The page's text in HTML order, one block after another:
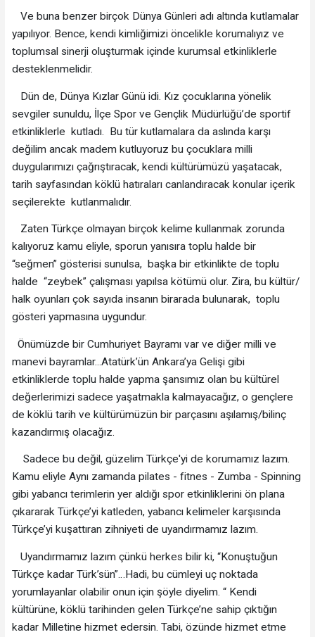
Ve buna benzer birçok Dünya Günleri adı altında kutlamalar
yapılıyor. Bence, kendi kimliğimizi öncelikle korumalıyız ve
toplumsal sinerji oluşturmak içinde kurumsal etkinliklerle
desteklenmelidir.
Dün de, Dünya Kızlar Günü idi. Kız çocuklarına yönelik
sevgiler sunuldu, İlçe Spor ve Gençlik Müdürlüğü’de sportif
etkinliklerle kutladı. Bu tür kutlamalara da aslında karşı
değilim ancak madem kutluyoruz bu çocuklara milli
duygularımızı çağrıştıracak, kendi kültürümüzü yaşatacak,
tarih sayfasından köklü hatıraları canlandıracak konular içerik
seçilerekte kutlanmalıdır.
Zaten Türkçe olmayan birçok kelime kullanmak zorunda
kalıyoruz kamu eliyle, sporun yanısıra toplu halde bir
“seğmen” gösterisi sunulsa, başka bir etkinlikte de toplu
halde “zeybek” çalışması yapılsa kötümü olur. Zira, bu kültür/
halk oyunları çok sayıda insanın birarada bulunarak, toplu
gösteri yapmasına uygundur.
Önümüzde bir Cumhuriyet Bayramı var ve diğer milli ve
manevi bayramlar...Atatürk’ün Ankara’ya Gelişi gibi
etkinliklerde toplu halde yapma şansımız olan bu kültürel
değerlerimizi sadece yaşatmakla kalmayacağız, o gençlere
de köklü tarih ve kültürümüzün bir parçasını aşılamış/bilinç
kazandırmış olacağız.
Sadece bu değil, güzelim Türkçe'yi de korumamız lazım.
Kamu eliyle Aynı zamanda pilates - fitnes - Zumba - Spinning
gibi yabancı terimlerin yer aldığı spor etkinliklerini ön plana
çıkararak Türkçe’yi katleden, yabancı kelimeler karşısında
Türkçe’yi kuşattıran zihniyeti de uyandırmamız lazım.
Uyandırmamız lazım çünkü herkes bilir ki, “Konuştuğun
Türkçe kadar Türk’sün”…Hadi, bu cümleyi uç noktada
yorumlayanlar olabilir onun için şöyle diyelim. “ Kendi
kültürüne, köklü tarihinden gelen Türkçe’ne sahip çıktığın
kadar Milletine hizmet edersin. Tabi, özünde hizmet etme